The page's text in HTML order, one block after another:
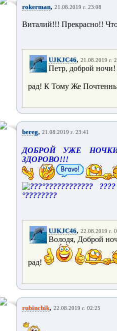
rokerman, 21.08.2019 г. 23:08
Виталий!!! Прекрасно!!
UJKJC46, 21.08.2019 г.
Петр, доброй
рад! К Тому Же
bereg, 21.08.2019 г. 23:41
ДОБРОЙ УЖЕ
ЗДОРОВО!!!
UJKJC46, 22.08.2019 г.
Володя, Доброй
рад!
rubinchik, 22.08.2019 г. 02:25